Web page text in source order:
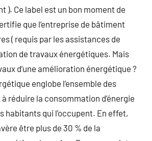
). Ce label est un bon moment de
que l’entreprise de bâtiment
( requis par les assistances de
de travaux énergétiques. Mais
d’une amélioration énergétique ?
englobe l’ensemble des
réduire la consommation d’énergie
habitants qui l’occupent. En effet,
être plus de 30 % de la